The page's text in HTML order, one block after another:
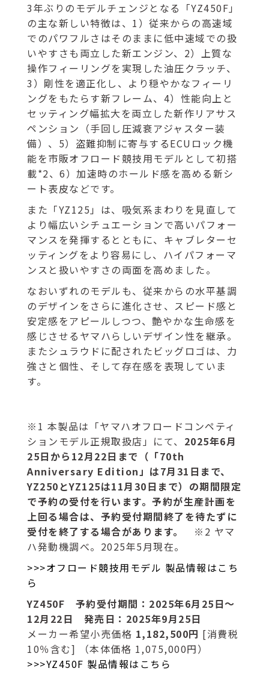
3年ぶりのモデルチェンジとなる「YZ450F」
の主な新しい特徴は、1）従来からの高速域
でのパワフルさはそのままに低中速域での扱
いやすさも両立した新エンジン、2）上質な
操作フィーリングを実現した油圧クラッチ、
3）剛性を適正化し、より穏やかなフィーリ
ングをもたらす新フレーム、4）性能向上と
セッティング幅拡大を両立した新作リアサス
ペンション（手回し圧減衰アジャスター装
備）、5）盗難抑制に寄与するECUロック機
能を市販オフロード競技用モデルとして初搭
載*2、6）加速時のホールド感を高める新シ
ート表皮などです。
また「YZ125」は、吸気系まわりを見直して
より幅広いシチュエーションで高いパフォー
マンスを発揮するとともに、キャブレターセ
ッティングをより容易にし、ハイパフォーマ
ンスと扱いやすさの両面を高めました。
なおいずれのモデルも、従来からの水平基調
のデザインをさらに進化させ、スピード感と
安定感をアピールしつつ、艶やかな生命感を
感じさせるヤマハらしいデザイン性を継承。
またシュラウドに配されたビッグロゴは、力
強さと個性、そして存在感を表現していま
す。
※1 本製品は「ヤマハオフロードコンペティ
ションモデル正規取扱店」にて、 2025年6月
25日から12月22日まで（「70th
Anniversary Edition」は7月31日まで、
YZ250とYZ125は11月30日まで）の期間限定
で予約の受付を行います。予約が生産計画を
上回る場合は、予約受付期間終了を待たずに
受付を終了する場合があります。
※2 ヤマ
ハ発動機調べ。2025年5月現在。
>>>オフロード競技用モデル 製品情報はこち
ら
YZ450F 予約受付期間：2025年6月25日～
12月22日 発売日：2025年9月25日
メーカー希望小売価格 1,182,500円 [消費税
10％含む] （本体価格 1,075,000円）
>>>YZ450F 製品情報はこちら